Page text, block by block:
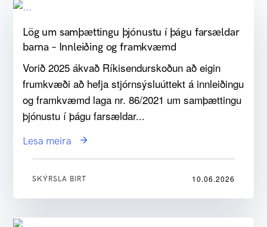
Lög um samþættingu þjónustu í þágu farsældar
barna – Innleiðing og framkvæmd
Vorið 2025 ákvað Ríkisendurskoðun að eigin
frumkvæði að hefja stjórnsýsluúttekt á innleiðingu
og framkvæmd laga nr. 86/2021 um samþættingu
þjónustu í þágu farsældar...
Lesa meira
SKÝRSLA BIRT 10.06.2026